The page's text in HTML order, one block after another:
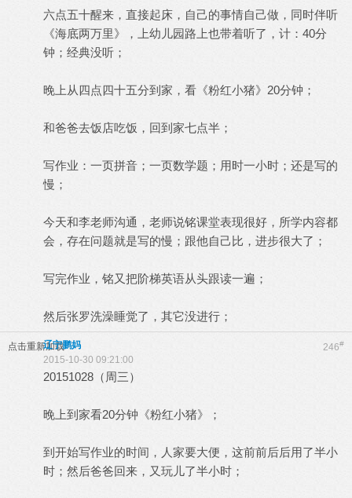
六点五十醒来，直接起床，自己的事情自己做，同时伴听
《海底两万里》，上幼儿园路上也带着听了，计：40分
钟；经典没听；
晚上从四点四十五分到家，看《粉红小猪》20分钟；
和爸爸去饭店吃饭，回到家七点半；
写作业：一页拼音；一页数学题；用时一小时；还是写的
慢；
今天和李老师沟通，老师说铭课堂表现很好，所学内容都
会，存在问题就是写的慢；跟他自己比，进步很大了；
写完作业，铭又把阶梯英语从头跟读一遍；
然后张罗洗澡睡觉了，其它没进行；
点击重新加载 246#
辽宁鹏妈
2015-10-30 09:21:00
20151028（周三）
晚上到家看20分钟《粉红小猪》；
到开始写作业的时间，人家要大便，这前前后后用了半小
时；然后爸爸回来，又玩儿了半小时；